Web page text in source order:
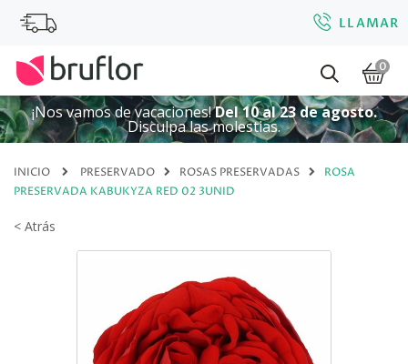
LLAMAR
0
¡Nos vamos de vacaciones!Del 10 al 23 de agosto.
Disculpa las molestias.
INICIO PRESERVADO ROSAS PRESERVADAS
ROSA
PRESERVADA KABUKYZA RED 02 3UNID
< Atrás